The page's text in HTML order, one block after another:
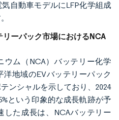
自動車モデルにLFP化学組成
ーパック市場におけるNCA
ウム（NCA）バッテリー化学
地域のEVバッテリーパック
ンシャルを示しており、2024
という印象的な成長軌跡が予
した成長は、NCAバッテリー